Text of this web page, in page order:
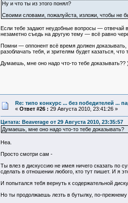
Ну и что ты из этого понял?
Своими словами, пожалуйста, изложи, чтобы не
Если тебе задают неудобные вопросы — отвечай
незаметно съедь на другую тему — всё равно
Помни — оппонент всё время должен доказывать,
разоблачать тебя, и зрителям будет казаться,
Думаешь, мне оно надо что-то тебе доказывать??
Re: типо конкурс ... без победителей ...
« Ответ #26 : 29 Августа 2010, 23:41:26 »
Цитата: Beaverage от 29 Августа 2010, 23:35:57
Думаешь, мне оно надо что-то тебе доказывать?
Неа.
Просто смотри сам -
Ты влез в дискуссию не имея ничего сказать по
сделать в отношении любого, кто тут пишет. И я
И попытался тебя вернуть к содержательной
Но ты продолжаешь лезть в бутылку, по-